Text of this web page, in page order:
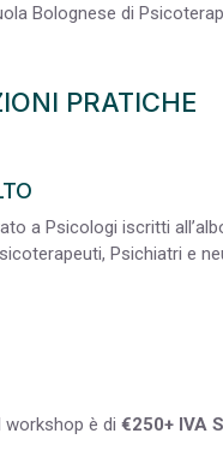
Bolognese di
PRATICHE
a Psicologi iscritti
Psichiatri e
è di €250+ IVA